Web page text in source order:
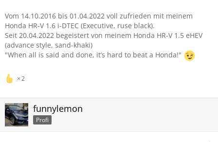
Vom 14.10.2016 bis 01.04.2022 voll zufrieden mit meinem
Honda HR-V 1.6 i-DTEC (Executive, ruse black).
Seit 20.04.2022 begeistert von meinem Honda HR-V 1.5 eHEV
(advance style, sand-khaki)
"When all is said and done, it’s hard to beat a Honda!"
2
funnylemon
Profi